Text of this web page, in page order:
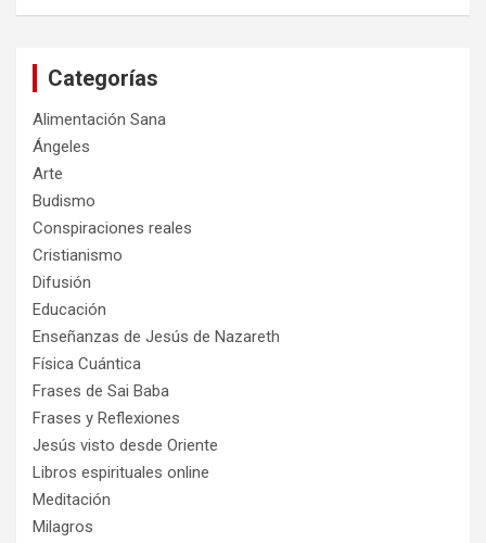
Categorías
Alimentación Sana
Ángeles
Arte
Budismo
Conspiraciones reales
Cristianismo
Difusión
Educación
Enseñanzas de Jesús de Nazareth
Física Cuántica
Frases de Sai Baba
Frases y Reflexiones
Jesús visto desde Oriente
Libros espirituales online
Meditación
Milagros